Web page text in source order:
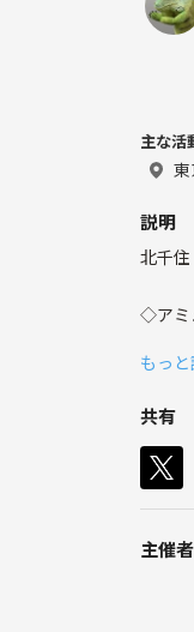
主な活
説明
北千
◇アミ
◇料金
そん
みん
もっ
共有
主催